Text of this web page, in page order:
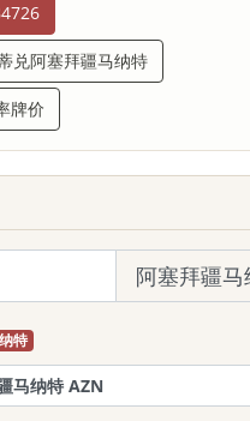
兑阿塞拜疆马纳特
牌价
阿塞拜疆马
特
马纳特 AZN